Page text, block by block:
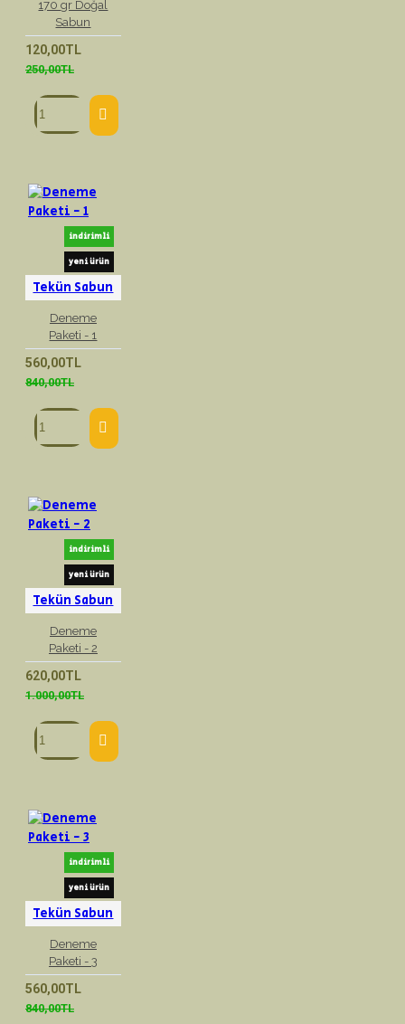
170 gr Doğal
Sabun
120,00TL
250,00TL
indirimli
yeni ürün
Tekün Sabun
Deneme
Paketi - 1
560,00TL
840,00TL
indirimli
yeni ürün
Tekün Sabun
Deneme
Paketi - 2
620,00TL
1.000,00TL
indirimli
yeni ürün
Tekün Sabun
Deneme
Paketi - 3
560,00TL
840,00TL